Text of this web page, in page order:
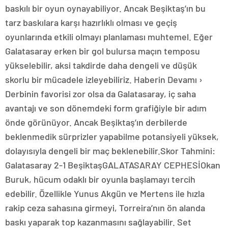
baskılı bir oyun oynayabiliyor. Ancak Beşiktaş’ın bu
tarz baskılara karşı hazırlıklı olması ve geçiş
oyunlarında etkili olmayı planlaması muhtemel. Eğer
Galatasaray erken bir gol bulursa maçın temposu
yükselebilir, aksi takdirde daha dengeli ve düşük
skorlu bir mücadele izleyebiliriz. Haberin Devamı ›
Derbinin favorisi zor olsa da Galatasaray, iç saha
avantajı ve son dönemdeki form grafiğiyle bir adım
önde görünüyor. Ancak Beşiktaş’ın derbilerde
beklenmedik sürprizler yapabilme potansiyeli yüksek,
dolayısıyla dengeli bir maç beklenebilir.Skor Tahmini:
Galatasaray 2-1 BeşiktaşGALATASARAY CEPHESİOkan
Buruk, hücum odaklı bir oyunla başlamayı tercih
edebilir. Özellikle Yunus Akgün ve Mertens ile hızla
rakip ceza sahasına girmeyi, Torreira’nın ön alanda
baskı yaparak top kazanmasını sağlayabilir. Set